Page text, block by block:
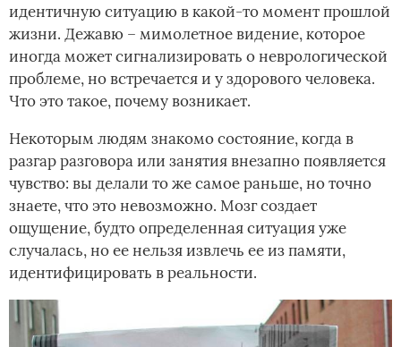
идентичную ситуацию в какой-то момент прошлой
жизни. Дежавю – мимолетное видение, которое
иногда может сигнализировать о неврологической
проблеме, но встречается и у здорового человека.
Что это такое, почему возникает.
Некоторым людям знакомо состояние, когда в
разгар разговора или занятия внезапно появляется
чувство: вы делали то же самое раньше, но точно
знаете, что это невозможно. Мозг создает
ощущение, будто определенная ситуация уже
случалась, но ее нельзя извлечь ее из памяти,
идентифицировать в реальности.